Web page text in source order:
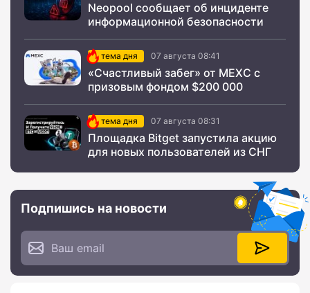
Neopool сообщает об инциденте
информационной безопасности
тема дня 07 августа 08:41
«Счастливый забег» от MEXC с
призовым фондом $200 000
тема дня 07 августа 08:31
Площадка Bitget запустила акцию
для новых пользователей из СНГ
Подпишись на новости